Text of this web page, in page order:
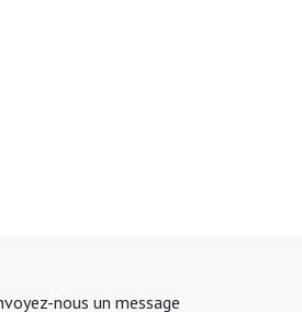
nous un message